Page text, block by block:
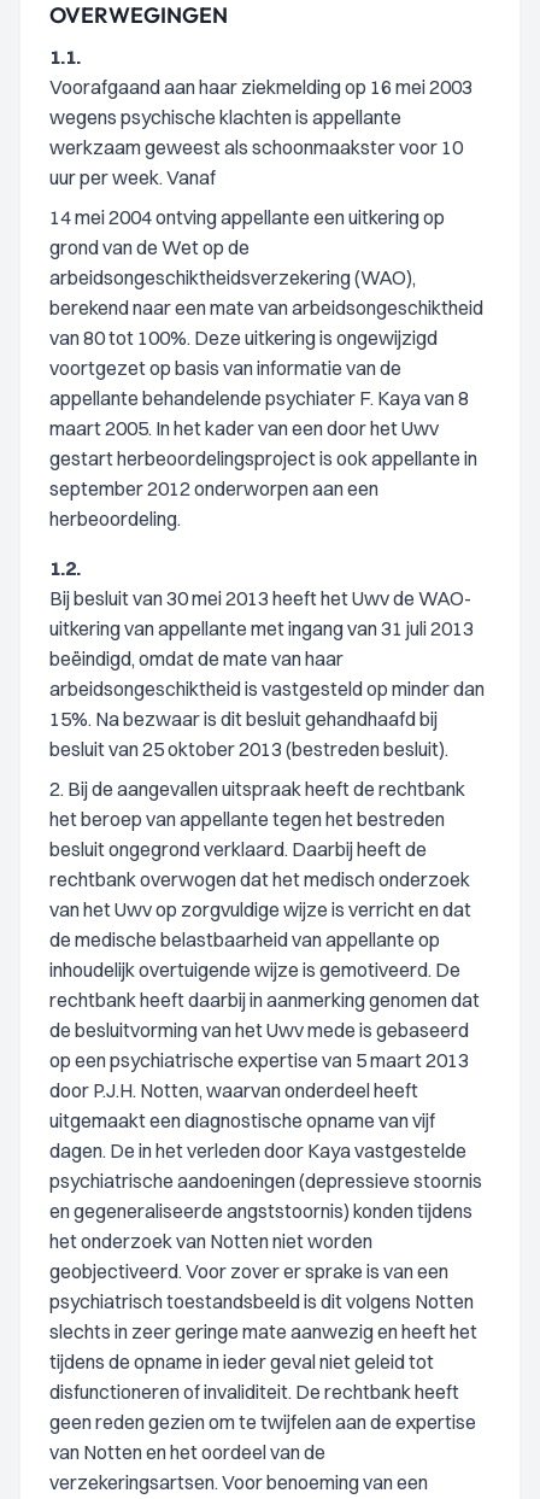
OVERWEGINGEN
1.1.
Voorafgaand aan haar ziekmelding op 16 mei 2003
wegens psychische klachten is appellante
werkzaam geweest als schoonmaakster voor 10
uur per week. Vanaf
14 mei 2004 ontving appellante een uitkering op
grond van de Wet op de
arbeidsongeschiktheidsverzekering (WAO),
berekend naar een mate van arbeidsongeschiktheid
van 80 tot 100%. Deze uitkering is ongewijzigd
voortgezet op basis van informatie van de
appellante behandelende psychiater F. Kaya van 8
maart 2005. In het kader van een door het Uwv
gestart herbeoordelingsproject is ook appellante in
september 2012 onderworpen aan een
herbeoordeling.
1.2.
Bij besluit van 30 mei 2013 heeft het Uwv de WAO-
uitkering van appellante met ingang van 31 juli 2013
beëindigd, omdat de mate van haar
arbeidsongeschiktheid is vastgesteld op minder dan
15%. Na bezwaar is dit besluit gehandhaafd bij
besluit van 25 oktober 2013 (bestreden besluit).
2. Bij de aangevallen uitspraak heeft de rechtbank
het beroep van appellante tegen het bestreden
besluit ongegrond verklaard. Daarbij heeft de
rechtbank overwogen dat het medisch onderzoek
van het Uwv op zorgvuldige wijze is verricht en dat
de medische belastbaarheid van appellante op
inhoudelijk overtuigende wijze is gemotiveerd. De
rechtbank heeft daarbij in aanmerking genomen dat
de besluitvorming van het Uwv mede is gebaseerd
op een psychiatrische expertise van 5 maart 2013
door P.J.H. Notten, waarvan onderdeel heeft
uitgemaakt een diagnostische opname van vijf
dagen. De in het verleden door Kaya vastgestelde
psychiatrische aandoeningen (depressieve stoornis
en gegeneraliseerde angststoornis) konden tijdens
het onderzoek van Notten niet worden
geobjectiveerd. Voor zover er sprake is van een
psychiatrisch toestandsbeeld is dit volgens Notten
slechts in zeer geringe mate aanwezig en heeft het
tijdens de opname in ieder geval niet geleid tot
disfunctioneren of invaliditeit. De rechtbank heeft
geen reden gezien om te twijfelen aan de expertise
van Notten en het oordeel van de
verzekeringsartsen. Voor benoeming van een